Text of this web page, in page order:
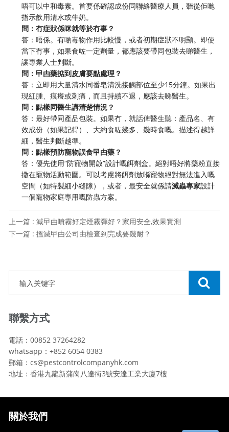
唔可以中和毒素。首要係確認成份同聯絡醫療人員，聽從佢哋
指示飲用清水或牛奶。
問：冇症狀係咪就等於冇事？
答：唔係。有啲毒物作用比較慢，或者初期症狀不明顯。即使
當下冇事，如果食咗一定劑量，都應該要帶同包裝去睇醫生，
讓專業人士判斷。
問：曱甴藥掂到皮膚要點處理？
答：立即用大量清水同番皂清洗接觸部位至少15分鐘。如果出
現紅腫、痕癢或刺痛，而且持續不退，應該去睇醫生。
問：點樣同醫生講清楚情況？
答：最好帶同產品包裝。如果冇，就話俾醫生聽：產品名、有
效成份（如果記得）、大約食咗幾多、幾時食嘅。描述得越詳
細，醫生判斷越準。
問：點樣預防寵物誤食曱甴藥？
答：優先使用“防寵物開啟”設計嘅餌劑盒。絕對唔好將藥粉直接
撒在寵物活動範圍。可以考慮將餌劑放喺寵物絕對無法進入嘅
空間（如特製細小縫隙），或者，最安全就係請滅蟲專家設計
一個寵物家庭專用嘅防蟲方案。
上一篇 : 滅曱甴噴霧好定煙霧彈好？家用安全,效果實測
下一篇 : 搵滅曱甴公司由檢查到完成要幾耐？
聯繫方式
電話：00852 37264282
whatsapp：+852 6054 0383
郵箱：cs@pestcontrolcompanyhk.com
地址：香港九龍新蒲崗八達街3號安達工業大廈7樓
關於我們